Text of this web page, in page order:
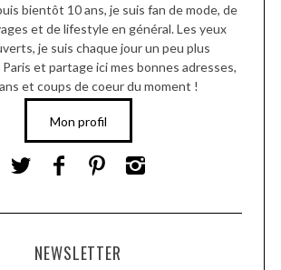
bientôt 10 ans, je suis fan de mode, de
et de lifestyle en général. Les yeux
je suis chaque jour un peu plus
et partage ici mes bonnes adresses,
et coups de coeur du moment !
Mon profil
NEWSLETTER